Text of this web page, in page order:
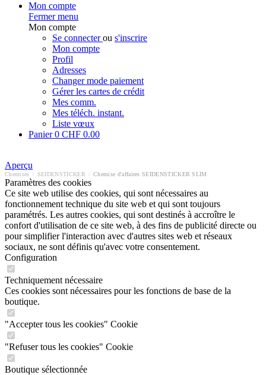
Mon compte
Fermer menu
Mon compte
Se connecterou s'inscrire
Mon compte
Profil
Adresses
Changer mode paiement
Gérer les cartes de crédit
Mes comm.
Mes téléch. instant.
Liste vœux
Panier0 CHF 0.00
Aperçu
Chemises SEIDENSTICKER Chemise d'affaires SEIDENSTICKER SLIM
Paramètres des cookies
Ce site web utilise des cookies, qui sont nécessaires au
fonctionnement technique du site web et qui sont toujours
paramétrés. Les autres cookies, qui sont destinés à accroître le
confort d'utilisation de ce site web, à des fins de publicité directe ou
pour simplifier l'interaction avec d'autres sites web et réseaux
sociaux, ne sont définis qu'avec votre consentement.
Configuration
Techniquement nécessaire
Ces cookies sont nécessaires pour les fonctions de base de la
boutique.
"Accepter tous les cookies" Cookie
"Refuser tous les cookies" Cookie
Boutique sélectionnée